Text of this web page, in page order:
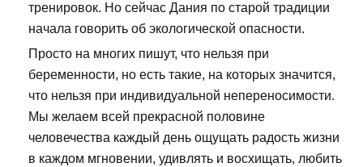
тренировок. Но сейчас Дания по старой традиции
начала говорить об экологической опасности.
Просто на многих пишут, что нельзя при
беременности, но есть такие, на которых значится,
что нельзя при индивидуальной непереносимости.
Мы желаем всей прекрасной половине
человечества каждый день ощущать радость жизни
в каждом мгновении, удивлять и восхищать, любить